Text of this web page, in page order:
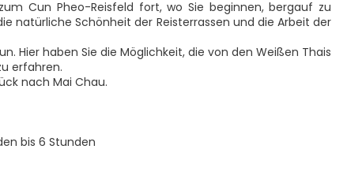
Cun Pheo-Reisfeld fort, wo Sie beginnen, bergauf zu
natürliche Schönheit der Reisterrassen und die Arbeit der
Hier haben Sie die Möglichkeit, die von den Weißen Thais
erfahren.
nach Mai Chau.
bis 6 Stunden